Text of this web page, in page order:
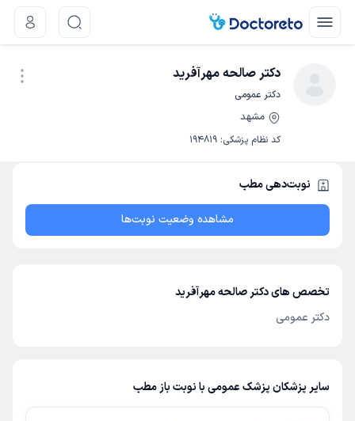
دکتر صالحه مهرآفرید
دکتر عمومی
مشهد
کد نظام پزشکی:
194819
نوبت‌دهی مطب
مشاهده وضعیت نوبت‌ها
تخصص های دکتر صالحه مهرآفرید
دکتر عمومی
سایر پزشکان پزشک عمومی با نوبت باز مطب